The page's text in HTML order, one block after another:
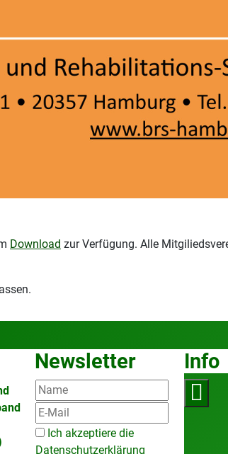
Download zur Verfügung. Alle
lassen.
Newsletter
Ich akzeptiere die
Datenschutzerklärung
Info